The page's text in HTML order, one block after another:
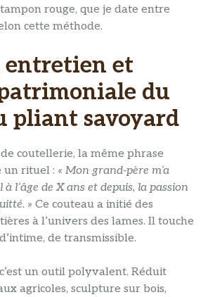
rouge, que je date entre
cette méthode.
entretien et
du
pliant savoyard
coutellerie, la même phrase
un rituel : « Mon grand-père m’a
l’âge de X ans et depuis, la passion
» Ce couteau a initié des
à l’univers des lames. Il touche
de transmissible.
un outil polyvalent. Réduit
agricoles, sculpture sur bois,